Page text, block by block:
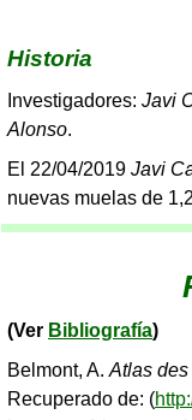
Historia
Investigadores: Javi
Alonso.
El 22/04/2019 Javi
nuevas muelas de
(Ver Bibliografía)
Belmont, A. Atlas
Recuperado de: (